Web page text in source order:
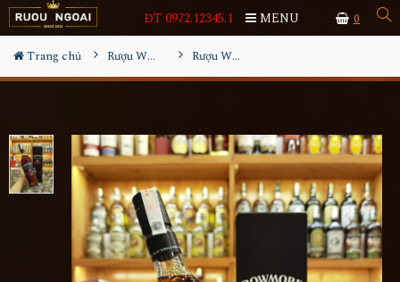
0
ĐT 0972.12345.1 MENU
Trang chủ Rượu Whisky Rượu Whisky Bowmore 15YO Sherry Oak Cask